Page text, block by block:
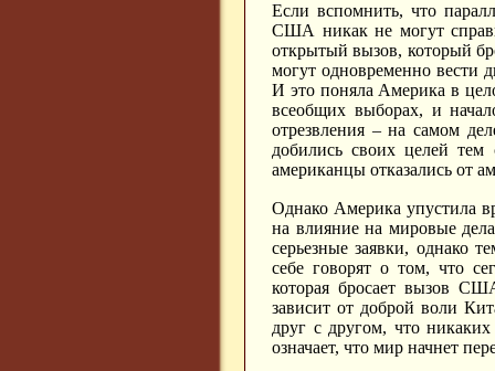
Если вспомнить, что
США никак не могут
открытый вызов, который
могут одновременно вести
И это поняла Америка в
всеобщих выборах, и
отрезвления – на самом
добились своих целей
американцы отказались от
Однако Америка упустила
на влияние на мировые
серьезные заявки, однако
себе говорят о том, что
которая бросает вызов
зависит от доброй воли
друг с другом, что
означает, что мир начнет